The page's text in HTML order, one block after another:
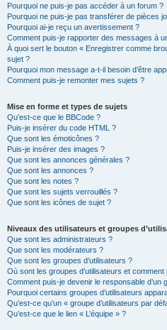
Pourquoi ne puis-je pas accéder à un forum ?
Pourquoi ne puis-je pas transférer de pièces
Pourquoi ai-je reçu un avertissement ?
Comment puis-je rapporter des messages à
À quoi sert le bouton « Enregistrer comme
sujet ?
Pourquoi mon message a-t-il besoin d’être
Comment puis-je remonter mes sujets ?
Mise en forme et types de sujets
Qu’est-ce que le BBCode ?
Puis-je insérer du code HTML ?
Que sont les émoticônes ?
Puis-je insérer des images ?
Que sont les annonces générales ?
Que sont les annonces ?
Que sont les notes ?
Que sont les sujets verrouillés ?
Que sont les icônes de sujet ?
Niveaux des utilisateurs et groupes
Que sont les administrateurs ?
Que sont les modérateurs ?
Que sont les groupes d’utilisateurs ?
Où sont les groupes d’utilisateurs et
Comment puis-je devenir le responsable d’un
Pourquoi certains groupes d’utilisateurs
Qu’est-ce qu’un « groupe d’utilisateurs par
Qu’est-ce que le lien « L’équipe » ?